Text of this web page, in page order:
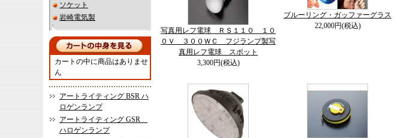
ソケット
岩崎電気製
カートの中に商品はありませ
ん
アートライティング BSR ハ
ロゲンランプ
アートライティング GSR
ハロゲンランプ
写真用レフ電球 ＲＳ１１０ １０
０Ｖ ３００ＷＣ フジランプ製写
真用レフ電球 スポット
3,300円(税込)
ブルーリング・ガッファーグラス
22,000円(税込)